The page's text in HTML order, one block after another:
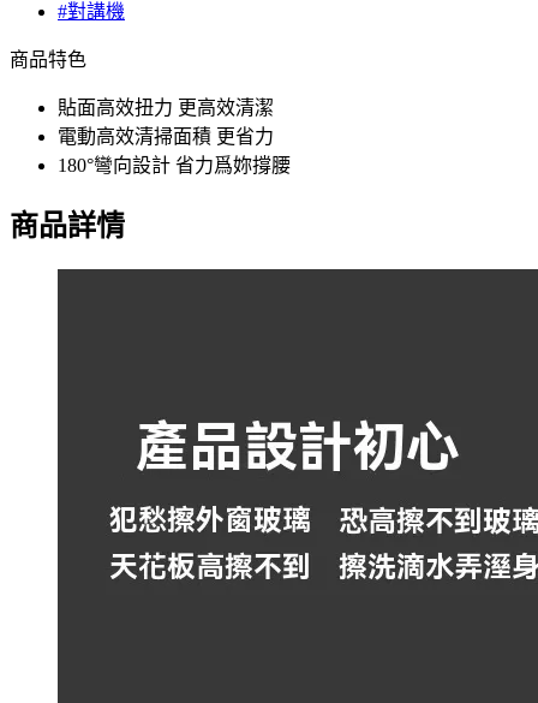
#對講機
商品特色
貼面高效扭力 更高效清潔
電動高效清掃面積 更省力
180°彎向設計 省力爲妳撐腰
商品詳情